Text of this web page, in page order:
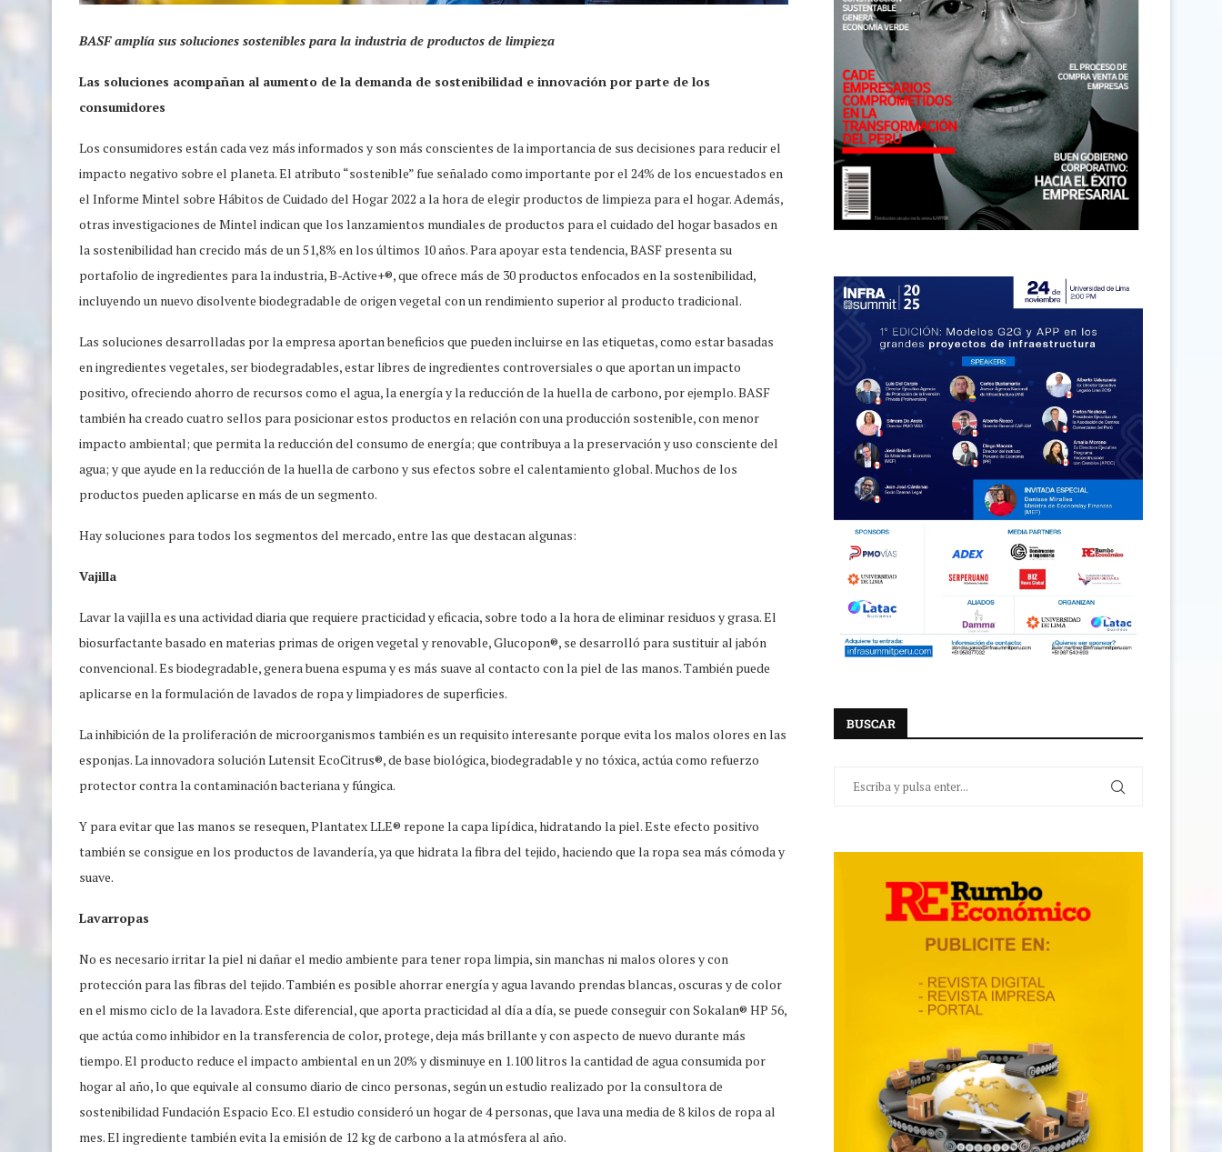
BASF amplía sus soluciones sostenibles para la industria de productos de limpieza
Las soluciones acompañan al aumento de la demanda de sostenibilidad e innovación por parte de los
consumidores
Los consumidores están cada vez más informados y son más conscientes de la importancia de sus decisiones para reducir el
impacto negativo sobre el planeta. El atributo “sostenible” fue señalado como importante por el 24% de los encuestados en
el Informe Mintel sobre Hábitos de Cuidado del Hogar 2022 a la hora de elegir productos de limpieza para el hogar. Además,
otras investigaciones de Mintel indican que los lanzamientos mundiales de productos para el cuidado del hogar basados en
la sostenibilidad han crecido más de un 51,8% en los últimos 10 años. Para apoyar esta tendencia, BASF presenta su
portafolio de ingredientes para la industria, B-Active+®, que ofrece más de 30 productos enfocados en la sostenibilidad,
incluyendo un nuevo disolvente biodegradable de origen vegetal con un rendimiento superior al producto tradicional.
Las soluciones desarrolladas por la empresa aportan beneficios que pueden incluirse en las etiquetas, como estar basadas
en ingredientes vegetales, ser biodegradables, estar libres de ingredientes controversiales o que aportan un impacto
positivo, ofreciendo ahorro de recursos como el agua, la energía y la reducción de la huella de carbono, por ejemplo. BASF
también ha creado cuatro sellos para posicionar estos productos en relación con una producción sostenible, con menor
impacto ambiental; que permita la reducción del consumo de energía; que contribuya a la preservación y uso consciente del
agua; y que ayude en la reducción de la huella de carbono y sus efectos sobre el calentamiento global. Muchos de los
productos pueden aplicarse en más de un segmento.
Hay soluciones para todos los segmentos del mercado, entre las que destacan algunas:
Vajilla
Lavar la vajilla es una actividad diaria que requiere practicidad y eficacia, sobre todo a la hora de eliminar residuos y grasa. El
biosurfactante basado en materias primas de origen vegetal y renovable, Glucopon®, se desarrolló para sustituir al jabón
convencional. Es biodegradable, genera buena espuma y es más suave al contacto con la piel de las manos. También puede
aplicarse en la formulación de lavados de ropa y limpiadores de superficies.
La inhibición de la proliferación de microorganismos también es un requisito interesante porque evita los malos olores en las
esponjas. La innovadora solución Lutensit EcoCitrus®, de base biológica, biodegradable y no tóxica, actúa como refuerzo
protector contra la contaminación bacteriana y fúngica.
Y para evitar que las manos se resequen, Plantatex LLE® repone la capa lipídica, hidratando la piel. Este efecto positivo
también se consigue en los productos de lavandería, ya que hidrata la fibra del tejido, haciendo que la ropa sea más cómoda y
suave.
Lavarropas
No es necesario irritar la piel ni dañar el medio ambiente para tener ropa limpia, sin manchas ni malos olores y con
protección para las fibras del tejido. También es posible ahorrar energía y agua lavando prendas blancas, oscuras y de color
en el mismo ciclo de la lavadora. Este diferencial, que aporta practicidad al día a día, se puede conseguir con Sokalan® HP 56,
que actúa como inhibidor en la transferencia de color, protege, deja más brillante y con aspecto de nuevo durante más
tiempo. El producto reduce el impacto ambiental en un 20% y disminuye en 1.100 litros la cantidad de agua consumida por
hogar al año, lo que equivale al consumo diario de cinco personas, según un estudio realizado por la consultora de
sostenibilidad Fundación Espacio Eco. El estudio consideró un hogar de 4 personas, que lava una media de 8 kilos de ropa al
mes. El ingrediente también evita la emisión de 12 kg de carbono a la atmósfera al año.
BUSCAR